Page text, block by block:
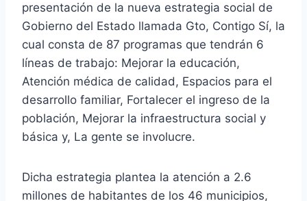
presentación de la nueva estrategia social de
Gobierno del Estado llamada Gto, Contigo Sí, la
cual consta de 87 programas que tendrán 6
líneas de trabajo: Mejorar la educación,
Atención médica de calidad, Espacios para el
desarrollo familiar, Fortalecer el ingreso de la
población, Mejorar la infraestructura social y
básica y, La gente se involucre.
Dicha estrategia plantea la atención a 2.6
millones de habitantes de los 46 municipios,